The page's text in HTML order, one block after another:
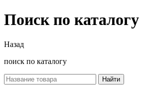
Поиск по каталогу
Назад
поиск по каталогу
Найти